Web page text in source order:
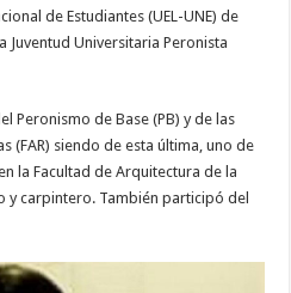
de Estudiantes (UEL-UNE) de
Juventud Universitaria Peronista
Peronismo de Base (PB) y de las
(FAR) siendo de esta última, uno de
la Facultad de Arquitectura de la
y carpintero. También participó del